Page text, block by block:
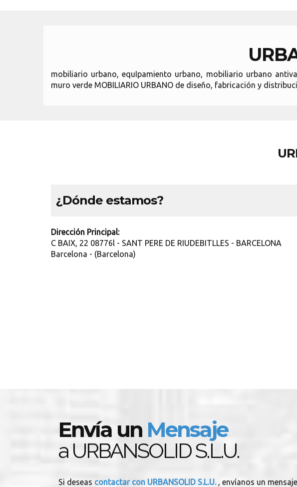
mobiliario urbano, equIpamiento urbano, mobiliario urbano
muro verde MOBILIARIO URBANO de diseño, fabricación y
¿Dónde estamos?
Dirección Principal:
C BAIX, 22 08776l - SANT PERE DE RIUDEBITLLES - BARCELONA
Barcelona - (Barcelona)
Envía un Mensaje
a URBANSOLID S.L.U.
Si deseas contactar con URBANSOLID S.L.U. , envíanos un